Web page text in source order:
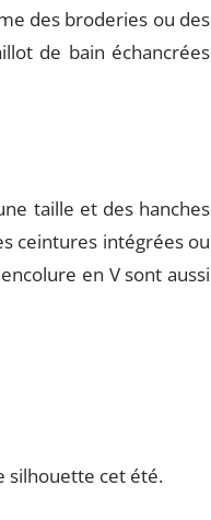
des broderies ou des
de bain échancrées
taille et des hanches
ceintures intégrées ou
en V sont aussi
silhouette cet été.